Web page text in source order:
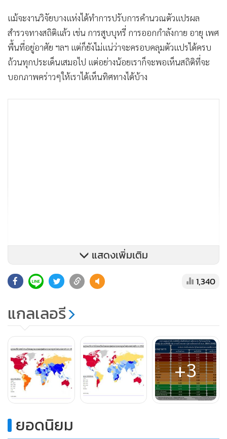
แม้จะงานวิจัยบางแห่งได้ทำการปรับการคำนวณตัวแปรผล
สำรวจทางสถิติแล้ว เช่น การสูบบุหรี่ การออกกำลังกาย อายุ เพศ
พื้นที่อยู่อาศัย ฯลฯ แต่ก็ยังไม่แน่ว่าจะครอบคลุมตัวแปรได้ครบ
ถ้วนทุกประเด็นเสมอไป แต่อย่างน้อยเราก็จะพอเห็นสถิติที่จะ
บอกภาพคร่าวๆให้เราได้เห็นทิศทางได้บ้าง
นิวซีแลนด์ ยุโรป ที่มักจะบริโภคผลิตภัณฑ์จากนมวัวมาก เช่น
นมวัว ชีส มักจะพบการเสียชีวิตด้วยโรคมะเร็งที่เกี่ยวกับเพศมาก
เช่น มะเร็งต่อมลูกหมากมาก (ตามภาพแผนที่ 1) มะเร็งเต้านม
มาก (ภาพแผนที่ 2) ซึ่งในกลุ่มอาหารมังสวิรัติบางกลุ่มก็ยังมีการ
บริโภคผลิตภัณฑ์จากนมสูงอยู่ก็ได้รับผลได้เช่นเดียวกัน
แสดงเพิ่มเติม
1,340
แกลเลอรี
+3
ยอดนิยม